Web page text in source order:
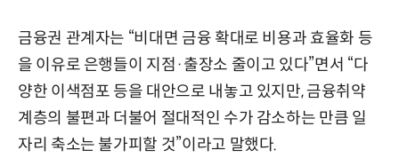
금융권 관계자는 “비대면 금융 확대로 비용과 효율화 등
을 이유로 은행들이 지점·출장소 줄이고 있다”면서 “다
양한 이색점포 등을 대안으로 내놓고 있지만, 금융취약
계층의 불편과 더불어 절대적인 수가 감소하는 만큼 일
자리 축소는 불가피할 것”이라고 말했다.